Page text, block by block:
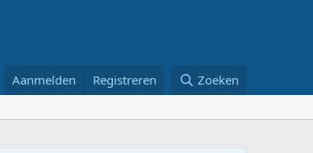
Aanmelden Registreren Zoeken